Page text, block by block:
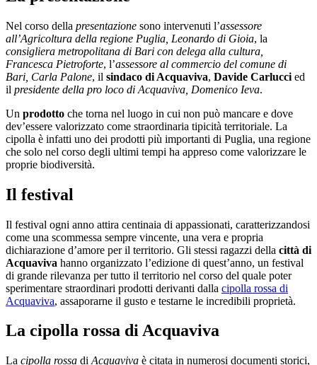
Nel corso della presentazione sono intervenuti l’assessore
all’Agricoltura della regione Puglia, Leonardo di Gioia, la
consigliera metropolitana di Bari con delega alla cultura,
Francesca Pietroforte, l’assessore al commercio del comune di
Bari, Carla Palone, il sindaco di Acquaviva, Davide Carlucci ed
il presidente della pro loco di Acquaviva, Domenico Ieva.
Un prodotto che torna nel luogo in cui non può mancare e dove
dev’essere valorizzato come straordinaria tipicità territoriale. La
cipolla è infatti uno dei prodotti più importanti di Puglia, una regione
che solo nel corso degli ultimi tempi ha appreso come valorizzare le
proprie biodiversità.
Il festival
Il festival ogni anno attira centinaia di appassionati, caratterizzandosi
come una scommessa sempre vincente, una vera e propria
dichiarazione d’amore per il territorio. Gli stessi ragazzi della città di
Acquaviva hanno organizzato l’edizione di quest’anno, un festival
di grande rilevanza per tutto il territorio nel corso del quale poter
sperimentare straordinari prodotti derivanti dalla cipolla rossa di
Acquaviva, assaporarne il gusto e testarne le incredibili proprietà.
La cipolla rossa di Acquaviva
La cipolla rossa di Acquaviva è citata in numerosi documenti storici,